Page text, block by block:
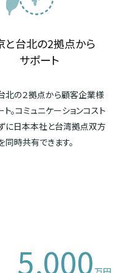
と台北の2拠点から
サポート
北の２拠点から顧客企業様
ト。コミュニケーションコスト
に日本本社と台湾拠点双方
同時共有できます。
5,000